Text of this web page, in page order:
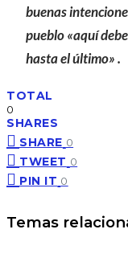
buenas
pueblo «aquí
hasta el último» .
TOTAL
0
SHARES
SHARE 0
TWEET 0
PIN IT 0
Temas